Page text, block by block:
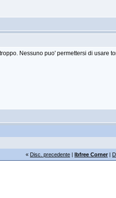
Nessuno puo' permettersi di usare
« Disc. precedente| Ibfree Corner|